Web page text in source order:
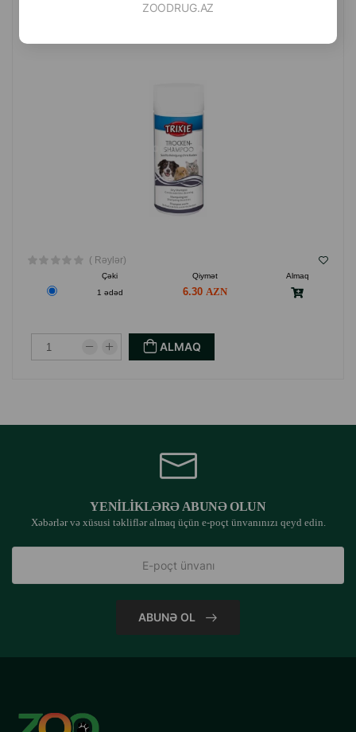
ZOODRUG.AZ
QURU ŞAMPUN TRIXIE ITLƏR, PIŞIKLƏR VƏ DIGƏR KIÇIK
( Rəylər)
Çəki Qiymət
Almaq
1 ədəd
6.30
ALMAQ
YENILIKLƏRƏ ABUNƏ OLUN
Xəbərlər və xüsusi təkliflər almaq üçün e-poçt ünvanınızı qeyd edin.
ABUNƏ OL